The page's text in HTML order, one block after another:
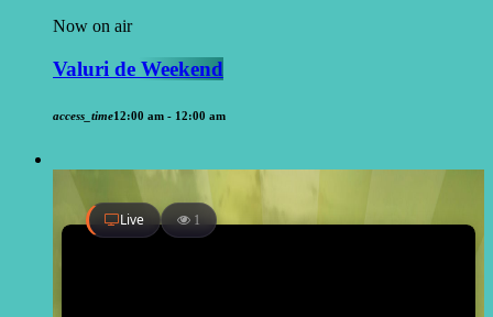
Now on air
Valuri de Weekend
access_time12:00 am - 12:00 am